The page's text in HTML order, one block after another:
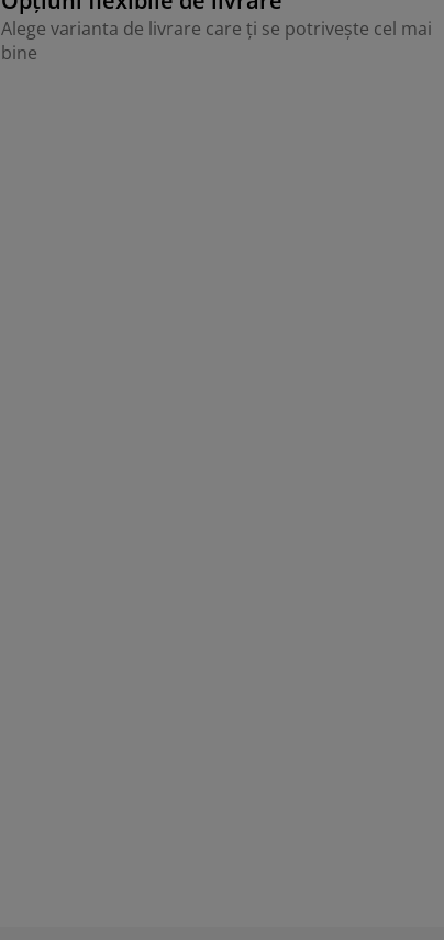
Alege varianta de livrare care ți se potrivește cel mai
bine